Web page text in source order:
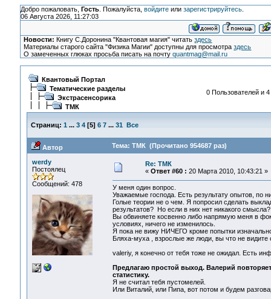
Добро пожаловать, Гость. Пожалуйста, войдитеили зарегистрируйтесь.
06 Августа 2026, 11:27:03
Новости: Книгу С.Доронина "Квантовая магия" читатьздесь
Материалы старого сайта "Физика Магии" доступны для просмотраздесь
О замеченных глюках просьба писать на почтуquantmag@mail.ru
Квантовый Портал
Тематические разделы
Экстрасенсорика
ТМК
0 Пользователей и
Страниц: 1 ... 3 4[5] 6 7 ... 31 Все
Автор Тема: ТМК (Прочитано 954687 раз)
werdy
Постоялец
Сообщений: 478
Re: ТМК
« Ответ #60 : 20 Марта 2010, 10:43:21 »
У меня один вопрос.
Уважаемые господа. Есть результату опытов, по
Голые теории не о чем. Я попросил сделать
результатов? Но если в них нет никакого
Вы обвиняете косвенно либо напрямую меня в
условиях, ничего не изменилось.
Я пока не вижу НИЧЕГО кроме попытки
Бляха-муха , взрослые же люди, вы что не видите
valeriy, я конечно от тебя тоже не ожидал. Есть
Предлагаю простой выход. Валерий
статистику.
Я не считал тебя пустомелей.
Или Виталий, или Пипа, вот потом и будем